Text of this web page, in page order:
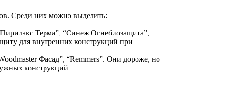
Среди них можно выделить:
Терма”, “Синеж Огнебиозащита”,
для внутренних конструкций при
Фасад”, “Remmers”. Они дороже, но
конструкций.